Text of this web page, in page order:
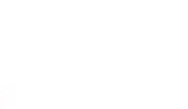
para